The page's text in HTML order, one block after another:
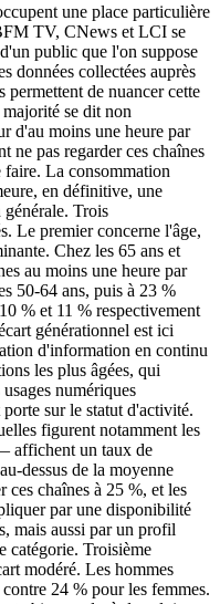
une place particulière
TV, CNews et LCI se
public que l'on suppose
données collectées auprès
permettent de nuancer cette
se dit non
d'au moins une heure par
ne pas regarder ces chaînes
La consommation
en définitive, une
Trois
Le premier concerne l'âge,
Chez les 65 ans et
au moins une heure par
50-64 ans, puis à 23 %
% et 11 % respectivement
générationnel est ici
d'information en continu
les plus âgées, qui
numériques
sur le statut d'activité.
figurent notamment les
affichent un taux de
dessus de la moyenne
ces chaînes à 25 %, et les
par une disponibilité
mais aussi par un profil
catégorie. Troisième
modéré. Les hommes
24 % pour les femmes.